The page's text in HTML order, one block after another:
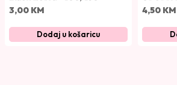
3,00 KM
Dodaj u košaricu
4,50 KM